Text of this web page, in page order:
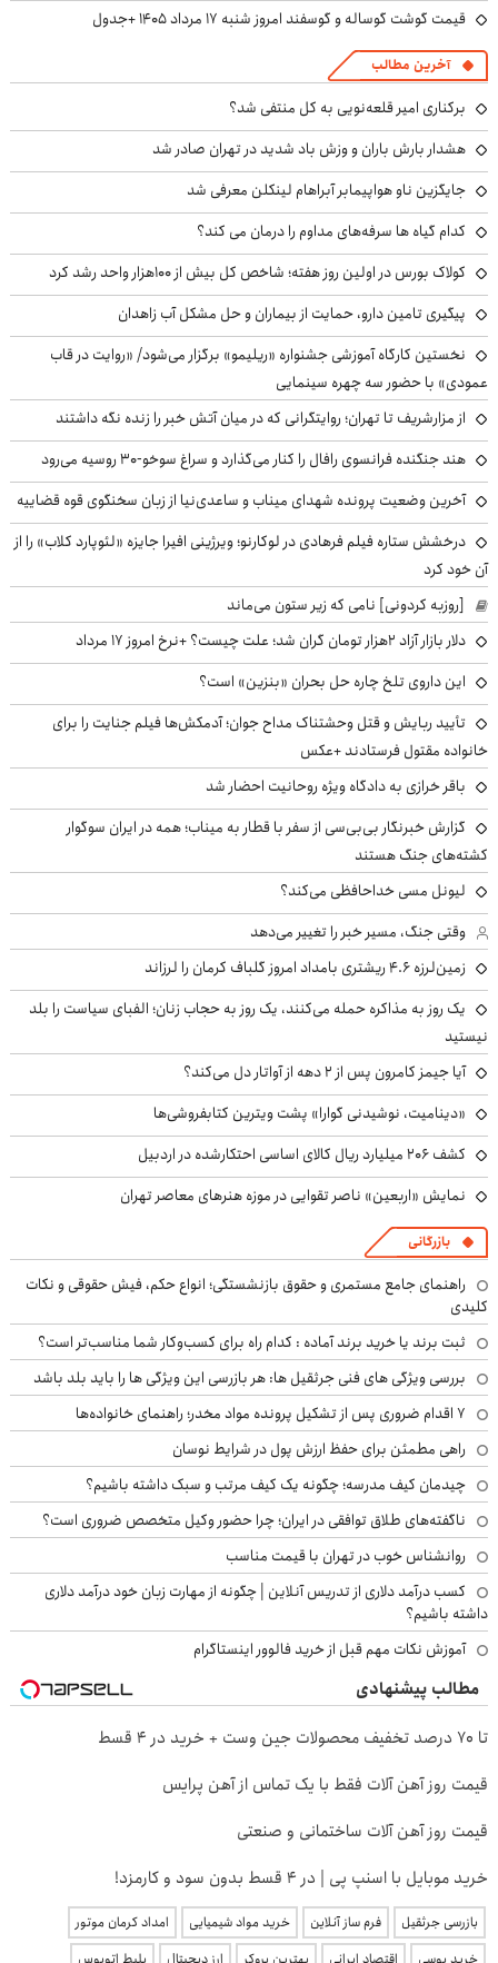
قیمت گوشت گوساله و گوسفند امروز شنبه ۱۷ مرداد ۱۴۰۵ +جدول
آخرین مطالب
برکناری امیر قلعه‌نویی به کل منتفی شد؟
هشدار بارش باران و وزش باد شدید در تهران صادر شد
جایگزین ناو هواپیمابر آبراهام لینکلن معرفی شد
کدام گیاه ها سرفه‌های مداوم را درمان می کند؟
کولاک بورس در اولین روز هفته؛ شاخص کل بیش از ۱۰۰هزار واحد رشد کرد
پیگیری تامین دارو، حمایت از بیماران و حل مشکل آب زاهدان
نخستین کارگاه آموزشی جشنواره «ریلیمو» برگزار می‌شود/ «روایت در قاب
عمودی» با حضور سه چهره سینمایی
از مزارشریف تا تهران؛ روایتگرانی که در میان آتش خبر را زنده نگه داشتند
هند جنگنده فرانسوی رافال را کنار می‌گذارد و سراغ سوخو-30 روسیه می‌رود
آخرین وضعیت پرونده شهدای میناب و ساعدی‌نیا از زبان سخنگوی قوه قضاییه
درخشش ستاره فیلم فرهادی در لوکارنو؛ ویرژینی افیرا جایزه «لئوپارد کلاب» را از
آن خود کرد
[روزبه کردونی] نامی که زیر ستون می‌ماند
دلار بازار آزاد ۲هزار تومان گران شد؛ علت چیست؟ +نرخ امروز ۱۷ مرداد
این داروی تلخ چاره حل بحران «بنزین» است؟
تأیید ربایش و قتل وحشتناک مداح جوان؛ آدمکش‌ها فیلم جنایت را برای
خانواده مقتول فرستادند +عکس
باقر خرازی به دادگاه ویژه روحانیت احضار شد
گزارش خبرنگار بی‌بی‌سی از سفر با قطار به میناب؛ همه در ایران سوگوار
کشته‌های جنگ هستند
لیونل مسی خداحافظی می‌کند؟
وقتی جنگ، مسیر خبر را تغییر می‌دهد
زمین‌لرزه ۴.۶ ریشتری بامداد امروز گلباف کرمان را لرزاند
یک روز به مذاکره حمله می‌کنند، یک روز به حجاب زنان؛ الفبای سیاست را بلد
نیستید
آیا جیمز کامرون پس از ۲ دهه از آواتار دل می‌کند؟
«دینامیت، نوشیدنی گوارا» پشت ویترین کتابفروشی‌ها
کشف ۲۰۶ میلیارد ریال کالای اساسی احتکارشده در اردبیل
نمایش «اربعین» ناصر تقوایی در موزه هنرهای معاصر تهران
بازرگانی
راهنمای جامع مستمری و حقوق بازنشستگی؛ انواع حکم، فیش حقوقی و نکات
کلیدی
ثبت برند یا خرید برند آماده : کدام راه برای کسب‌وکار شما مناسب‌تر است؟
بررسی ویژگی های فنی جرثقیل ها: هر بازرسی این ویژگی ها را باید بلد باشد
۷ اقدام ضروری پس از تشکیل پرونده مواد مخدر؛ راهنمای خانواده‌ها
راهی مطمئن برای حفظ ارزش پول در شرایط نوسان
چیدمان کیف مدرسه؛ چگونه یک کیف مرتب و سبک داشته باشیم؟
ناگفته‌های طلاق توافقی در ایران؛ چرا حضور وکیل متخصص ضروری است؟
روانشناس خوب در تهران با قیمت مناسب
کسب درآمد دلاری از تدریس آنلاین | چگونه از مهارت زبان خود درآمد دلاری
داشته باشیم؟
آموزش نکات مهم قبل از خرید فالوور اینستاگرام
مطالب پیشنهادی
تا 70 درصد تخفیف محصولات جین وست + خرید در 4 قسط
قیمت روز آهن آلات فقط با یک تماس از آهن پرایس
قیمت روز آهن آلات ساختمانی و صنعتی
خرید موبایل با اسنپ پی | در ۴ قسط بدون سود و کارمزد!
بازرسی جرثقیل فرم ساز آنلاین خرید مواد شیمیایی
امداد کرمان موتور
خرید یوسی
اقتصاد ایرانی بهترین بروکر ارز دیجیتال بلیط اتوبوس